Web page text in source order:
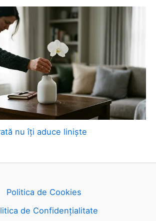
nu îți aduce liniște
Politica de Cookies
de Confidențialitate